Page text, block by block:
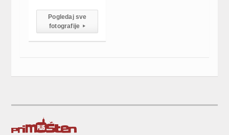
Pogledaj sve
fotografije▸